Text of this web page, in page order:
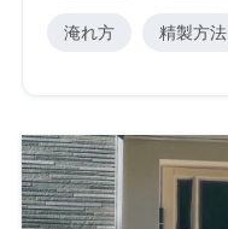
淹れ方 精製方法